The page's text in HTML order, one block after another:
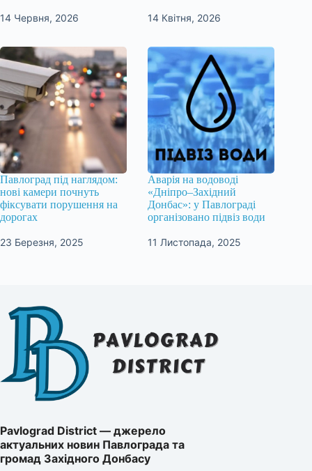
14 Червня, 2026 14 Квітня, 2026
Павлоград під наглядом:
нові камери почнуть
фіксувати порушення на
дорогах
23 Березня, 2025
Аварія на водоводі
«Дніпро–Західний
Донбас»: у Павлограді
організовано підвіз води
11 Листопада, 2025
Pavlograd District — джерело
актуальних новин Павлограда та
громад Західного Донбасу